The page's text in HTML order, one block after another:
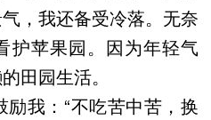
，我还备受冷落。无奈
护苹果园。因为年轻气
田园生活。
我：“不吃苦中苦，换